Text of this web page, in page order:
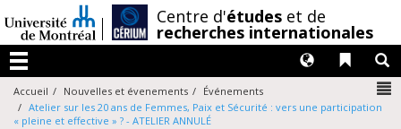
au
contenu
Centre d'études et de
recherches internationales
Menu
Liens
Langues
Accueil Nouvelles et évenements
Événements
Atelier sur les 20 ans de Femmes, Paix et Sécurité : vers une participation
« pleine et effective » ? - ATELIER ANNULÉ